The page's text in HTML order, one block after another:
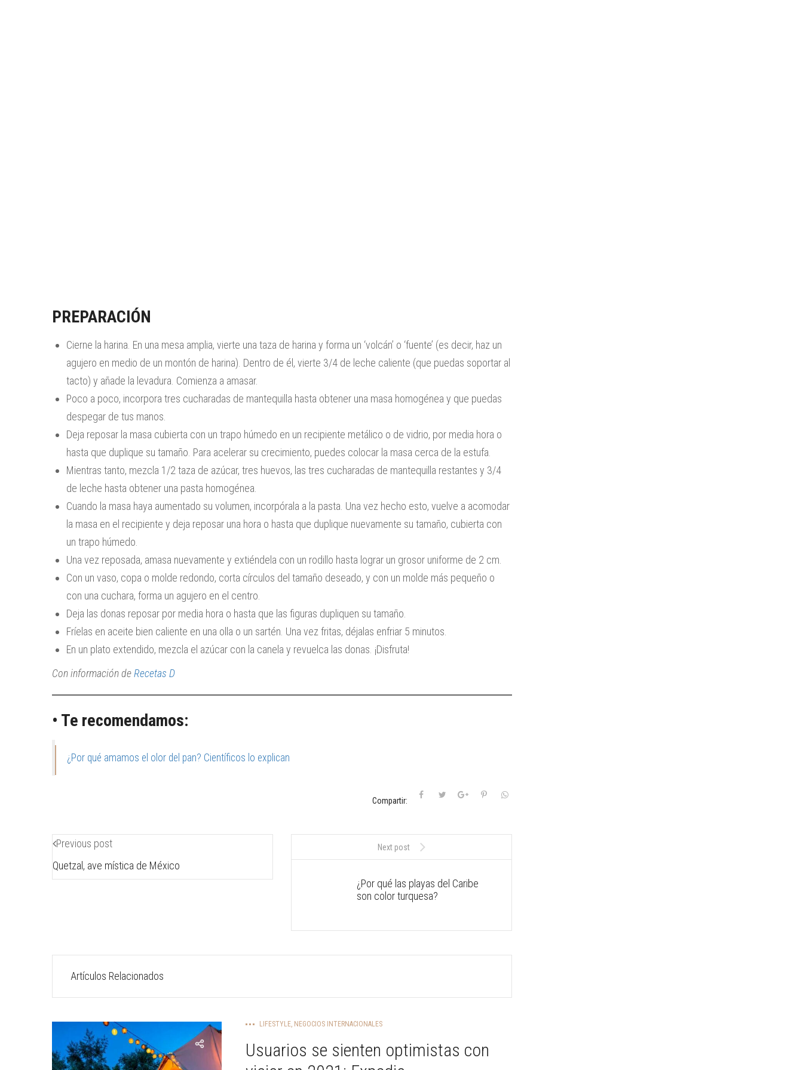
PREPARACIÓN
Cierne la harina. En una mesa amplia, vierte una taza de harina y forma un ‘volcán’ o ‘fuente’ (es decir, haz un
agujero en medio de un montón de harina). Dentro de él, vierte 3/4 de leche caliente (que puedas soportar al
tacto) y añade la levadura. Comienza a amasar.
Poco a poco, incorpora tres cucharadas de mantequilla hasta obtener una masa homogénea y que puedas
despegar de tus manos.
Deja reposar la masa cubierta con un trapo húmedo en un recipiente metálico o de vidrio, por media hora o
hasta que duplique su tamaño. Para acelerar su crecimiento, puedes colocar la masa cerca de la estufa.
Mientras tanto, mezcla 1/2 taza de azúcar, tres huevos, las tres cucharadas de mantequilla restantes y 3/4
de leche hasta obtener una pasta homogénea.
Cuando la masa haya aumentado su volumen, incorpórala a la pasta. Una vez hecho esto, vuelve a acomodar
la masa en el recipiente y deja reposar una hora o hasta que duplique nuevamente su tamaño, cubierta con
un trapo húmedo.
Una vez reposada, amasa nuevamente y extiéndela con un rodillo hasta lograr un grosor uniforme de 2 cm.
Con un vaso, copa o molde redondo, corta círculos del tamaño deseado, y con un molde más pequeño o
con una cuchara, forma un agujero en el centro.
Deja las donas reposar por media hora o hasta que las figuras dupliquen su tamaño.
Fríelas en aceite bien caliente en una olla o un sartén. Una vez fritas, déjalas enfriar 5 minutos.
En un plato extendido, mezcla el azúcar con la canela y revuelca las donas. ¡Disfruta!
Con información deRecetas D
• Te recomendamos:
¿Por qué amamos el olor del pan? Científicos lo explican
Compartir:
Previous post
Quetzal, ave mística de México
Next post
¿Por qué las playas del Caribe
son color turquesa?
Artículos Relacionados
LIFESTYLE, NEGOCIOS INTERNACIONALES
Usuarios se sienten optimistas con